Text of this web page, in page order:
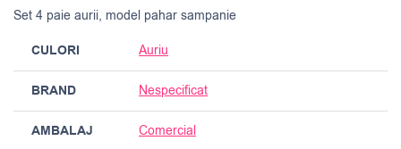
Set 4 paie aurii, model pahar sampanie
CULORI Auriu
BRAND Nespecificat
AMBALAJ Comercial